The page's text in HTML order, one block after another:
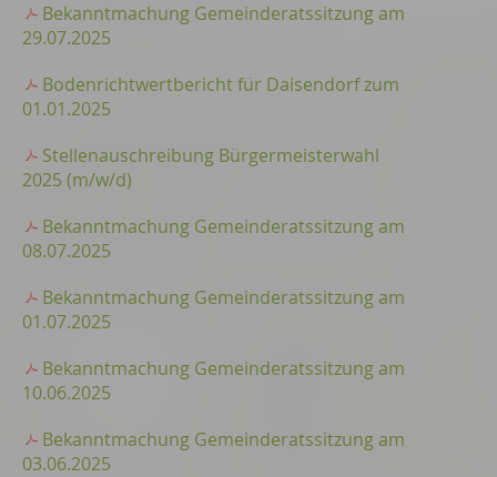
Bekanntmachung Gemeinderatssitzung am
29.07.2025
Bodenrichtwertbericht für Daisendorf zum
01.01.2025
Stellenauschreibung Bürgermeisterwahl
2025 (m/w/d)
Bekanntmachung Gemeinderatssitzung am
08.07.2025
Bekanntmachung Gemeinderatssitzung am
01.07.2025
Bekanntmachung Gemeinderatssitzung am
10.06.2025
Bekanntmachung Gemeinderatssitzung am
03.06.2025